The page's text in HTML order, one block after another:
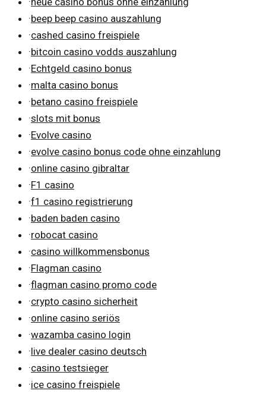
·beep beep casino auszahlung
·cashed casino freispiele
·bitcoin casino vodds auszahlung
·Echtgeld casino bonus
·malta casino bonus
·betano casino freispiele
·slots mit bonus
·Evolve casino
·evolve casino bonus code ohne einzahlung
·online casino gibraltar
·F1 casino
·f1 casino registrierung
·baden baden casino
·robocat casino
·casino willkommensbonus
·Flagman casino
·flagman casino promo code
·crypto casino sicherheit
·online casino seriös
·wazamba casino login
·live dealer casino deutsch
·casino testsieger
·ice casino freispiele